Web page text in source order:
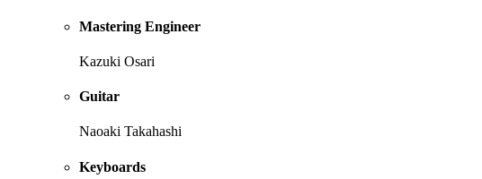
Mastering Engineer
Kazuki Osari
Guitar
Naoaki Takahashi
Keyboards